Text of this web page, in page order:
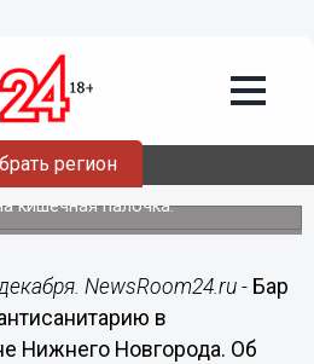
регион
за
Автозаводском
кишечная палочка.
NewsRoom24.ru - Бар
в
Нижнего Новгорода. Об